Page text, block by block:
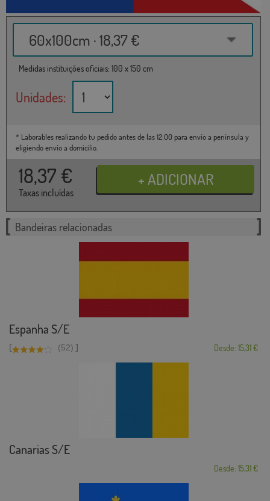
60x100cm · 18,37 €
Medidas instituições oficiais: 100 x 150 cm
Unidades:
* Laborables realizando tu pedido antes de las 12:00 para envío a península y
eligiendo envío a domicilio.
18,37 €
Taxas incluídas
Bandeiras relacionadas
Espanha S/E
[ (52) ] Desde: 15,31 €
Canarias S/E
Desde: 15,31 €